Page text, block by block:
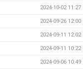
2024-10-02 11:27
2024-09-26 12:00
2024-09-11 12:02
2024-09-11 10:22
2024-09-06 10:49